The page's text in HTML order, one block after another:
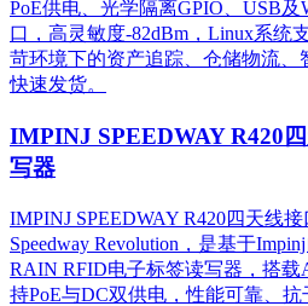
PoE供电、光学隔离GPIO、USB
口，高灵敏度-82dBm，Linux系统
苛环境下的资产追踪、仓储物流、
快速发货。
IMPINJ SPEEDWAY R420
写器
IMPINJ SPEEDWAY R420四天线
Speedway Revolution，是基于
RAIN RFID电子标签读写器，搭载
持PoE与DC双供电，性能可靠、